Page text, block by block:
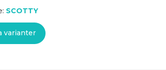
SCOTTY
varianter